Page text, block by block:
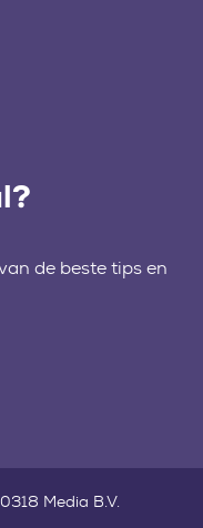
de beste tips en
Media B.V.